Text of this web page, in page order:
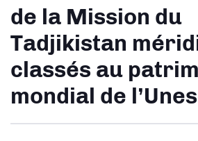
de la Mission du
Tadjikistan
classés au
mondial de